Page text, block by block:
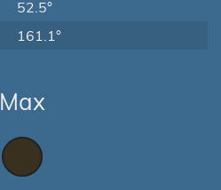
52.5°
161.1°
Max